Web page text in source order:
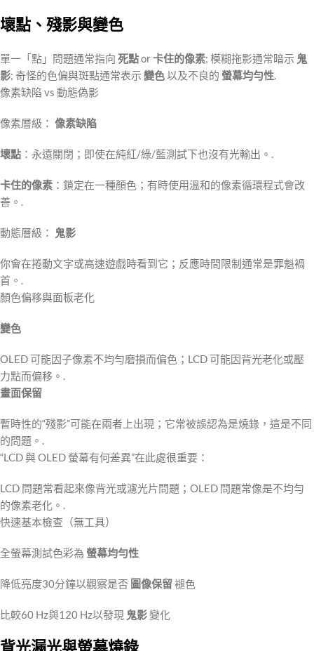
壞點、殘影與變色
單一「點」問題通常指向 死點or卡住的像素; 模糊拖影通常暗示 鬼
影; 奇怪的色偏與斑點通常表示 變色以及不良的 螢幕均勻性.
像素缺陷 vs 動態偽影
像素層級： 像素缺陷
壞點 ：永遠關閉；即使在純紅/綠/藍測試下也沒有光輸出。.
卡住的像素 ：鎖定在一種顏色；有時使用溫和的像素循環程式會改
善。.
動態層級： 鬼影
你會在捲動文字或高速遊戲時看到它；反應時間限制通常是罪魁禍
首。.
顏色偏移與面板老化
變色
OLED 可能因子像素不均勻磨損而偏色；LCD 可能因背光老化或壓
力點而偏移。.
畫面保留
暫時性的“殘影”可能在兩者上出現；它常被誤認為是燒錄，這是不同
的問題。.
“LCD 與 OLED 螢幕有何差異”在此處很重要：
LCD 問題常看起來像背光或濾光片問題；OLED 問題常像是不均勻
的像素老化。.
快速基本檢查（無工具）
全螢幕測試色彩為 螢幕均勻性
降低亮度30分鐘以觀察是否 圖像保留褪色
比較60 Hz與120 Hz以發現 鬼影變化